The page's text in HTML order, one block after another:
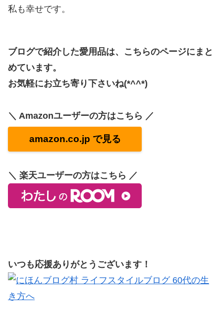
私も幸せです。
ブログで紹介した愛用品は、こちらのページにまと
めています。
お気軽にお立ち寄り下さいね(*^^*)
＼ Amazonユーザーの方はこちら ／
amazon.co.jp で見る
＼ 楽天ユーザーの方はこちら ／
いつも応援ありがとうございます！